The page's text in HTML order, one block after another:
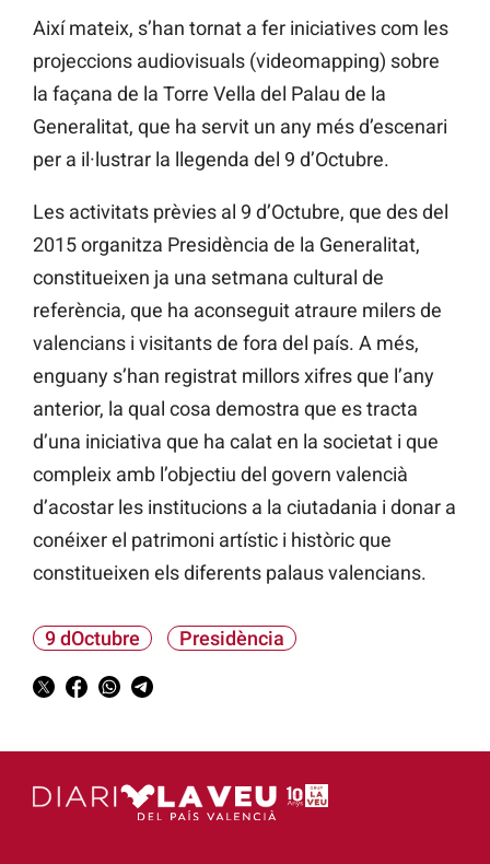
Així mateix, s’han tornat a fer iniciatives com les
projeccions audiovisuals (videomapping) sobre
la façana de la Torre Vella del Palau de la
Generalitat, que ha servit un any més d’escenari
per a il·lustrar la llegenda del 9 d’Octubre.
Les activitats prèvies al 9 d’Octubre, que des del
2015 organitza Presidència de la Generalitat,
constitueixen ja una setmana cultural de
referència, que ha aconseguit atraure milers de
valencians i visitants de fora del país. A més,
enguany s’han registrat millors xifres que l’any
anterior, la qual cosa demostra que es tracta
d’una iniciativa que ha calat en la societat i que
compleix amb l’objectiu del govern valencià
d’acostar les institucions a la ciutadania i donar a
conéixer el patrimoni artístic i històric que
constitueixen els diferents palaus valencians.
9 dOctubre Presidència